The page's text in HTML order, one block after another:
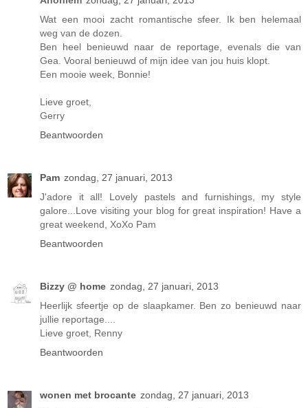
Wat een mooi zacht romantische sfeer. Ik ben helemaal
weg van de dozen.
Ben heel benieuwd naar de reportage, evenals die van
Gea. Vooral benieuwd of mijn idee van jou huis klopt.
Een mooie week, Bonnie!
Lieve groet,
Gerry
Beantwoorden
Pam zondag, 27 januari, 2013
J'adore it all! Lovely pastels and furnishings, my style
galore...Love visiting your blog for great inspiration! Have a
great weekend, XoXo Pam
Beantwoorden
Bizzy @ home zondag, 27 januari, 2013
Heerlijk sfeertje op de slaapkamer. Ben zo benieuwd naar
jullie reportage....
Lieve groet, Renny
Beantwoorden
wonen met brocante zondag, 27 januari, 2013